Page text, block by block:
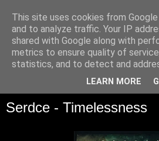
Serdce - Timelessness
This site uses cookies from
and to analyze traffic. Your IP
shared with Google along with
metrics to ensure quality of
statistics, and to detect and
LEARN MORE